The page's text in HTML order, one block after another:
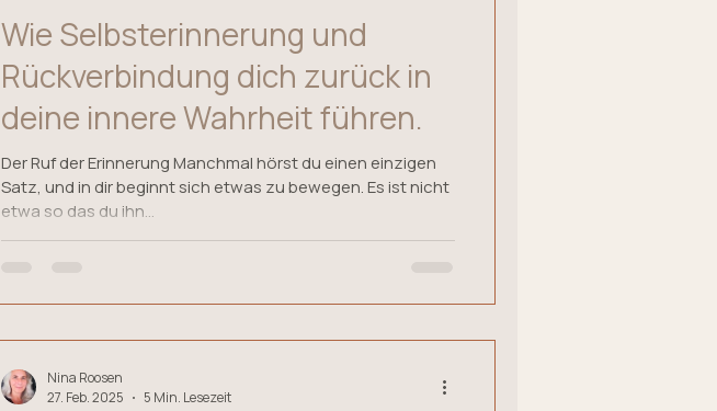
Wie Selbsterinnerung und
Rückverbindung dich zurück in
deine innere Wahrheit führen.
Der Ruf der Erinnerung Manchmal hörst du einen einzigen
Satz, und in dir beginnt sich etwas zu bewegen. Es ist nicht
etwa so das du ihn...
Nina Roosen
27. Feb. 2025
5 Min. Lesezeit